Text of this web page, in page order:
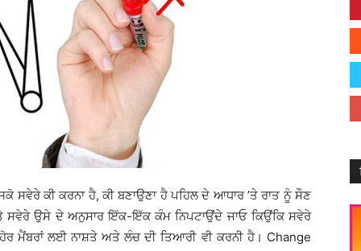
ਸਵੇਰੇ ਕੀ ਕਰਨਾ ਹੈ, ਕੀ ਬਣਾਉਣਾ ਹੈ ਪਹਿਲ ਦੇ ਆਧਾਰ ’ਤੇ ਰਾਤ ਨੂੰ ਸੌਣ
ਸਵੇਰੇ ਉਸੇ ਦੇ ਅਨੁਸਾਰ ਇੱਕ-ਇੱਕ ਕੰਮ ਨਿਪਟਾਉਂਦੇ ਜਾਓ ਕਿਉਂਕਿ ਸਵੇਰੇ
ਮੈਂਬਰਾਂ ਲਈ ਨਾਸ਼ਤੇ ਅਤੇ ਲੰਚ ਦੀ ਤਿਆਰੀ ਵੀ ਕਰਨੀ ਹੈ। Change